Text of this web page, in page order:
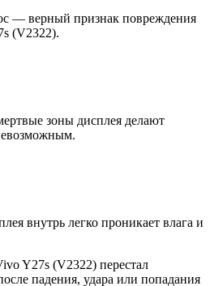
— верный признак повреждения
(V2322).
зоны дисплея делают
внутрь легко проникает влага и
Y27s (V2322) перестал
падения, удара или попадания